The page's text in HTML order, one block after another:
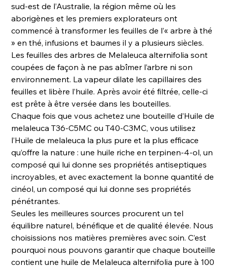
sud-est de l’Australie, la région même où les
aborigènes et les premiers explorateurs ont
commencé à transformer les feuilles de l’« arbre à thé
» en thé, infusions et baumes il y a plusieurs siècles.
Les feuilles des arbres de Melaleuca alternifolia sont
coupées de façon à ne pas abîmer l’arbre ni son
environnement. La vapeur dilate les capillaires des
feuilles et libère l’huile. Après avoir été filtrée, celle-ci
est prête à être versée dans les bouteilles.
Chaque fois que vous achetez une bouteille d’Huile de
melaleuca T36-C5MC ou T40-C3MC, vous utilisez
l’Huile de melaleuca la plus pure et la plus efficace
qu’offre la nature : une huile riche en terpinen-4-ol, un
composé qui lui donne ses propriétés antiseptiques
incroyables, et avec exactement la bonne quantité de
cinéol, un composé qui lui donne ses propriétés
pénétrantes.
Seules les meilleures sources procurent un tel
équilibre naturel, bénéfique et de qualité élevée. Nous
choisissions nos matières premières avec soin. C’est
pourquoi nous pouvons garantir que chaque bouteille
contient une huile de Melaleuca alternifolia pure à 100